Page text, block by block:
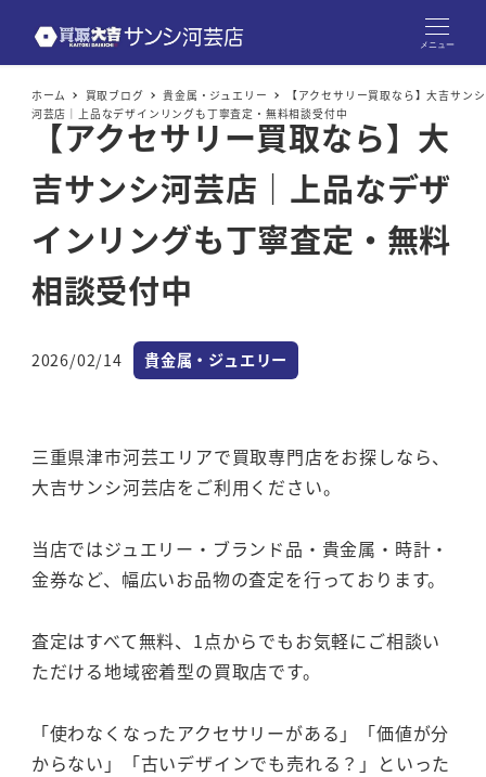
メニュー
ホーム 買取ブログ 貴金属・ジュエリー
【アクセサリー買取なら】大吉サンシ
河芸店｜上品なデザインリングも丁寧査定・無料相談受付中
【アクセサリー買取なら】大
吉サンシ河芸店｜上品なデザ
インリングも丁寧査定・無料
相談受付中
投稿日
2026/02/14 カテゴリー
貴金属・ジュエリー
三重県津市河芸エリアで買取専門店をお探しなら、
大吉サンシ河芸店をご利用ください。
当店ではジュエリー・ブランド品・貴金属・時計・
金券など、幅広いお品物の査定を行っております。
査定はすべて無料、1点からでもお気軽にご相談い
ただける地域密着型の買取店です。
「使わなくなったアクセサリーがある」「価値が分
からない」「古いデザインでも売れる？」といった